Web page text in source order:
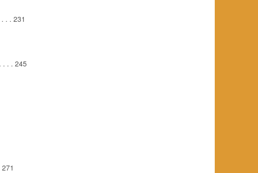
. . 231
. . . 245